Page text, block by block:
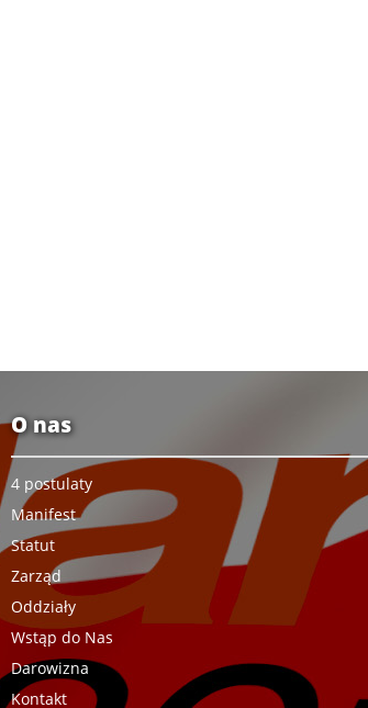
O nas
4 postulaty
Manifest
Statut
Zarząd
Oddziały
Wstąp do Nas
Darowizna
Kontakt